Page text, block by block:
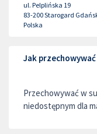
ul. Pelplińska 19
83-200Starogard
Polska
Jak
Przechowywać w
niedostępnym dla